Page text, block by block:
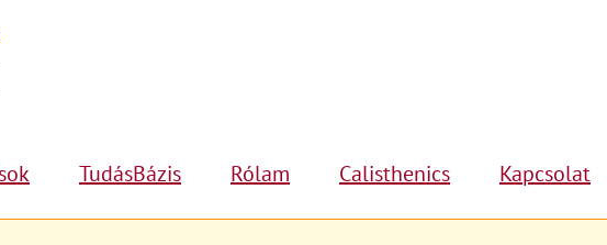
TudásBázis Rólam Calisthenics Kapcsolat